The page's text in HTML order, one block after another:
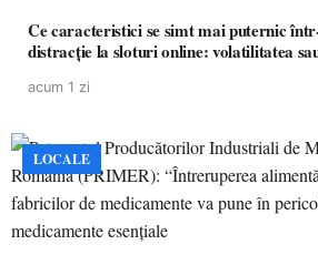
Ce caracteristici se simt mai puternic
distracție la sloturi online: volatilitatea
acum 1 zi
LOCALE